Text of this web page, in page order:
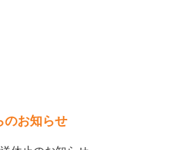
のお知らせ